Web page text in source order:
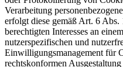
Verarbeitung
erfolgt diese gemäß Art. 6
berechtigten Interesses an
nutzerspezifischen und
Einwilligungsmanagement für
rechtskonformen